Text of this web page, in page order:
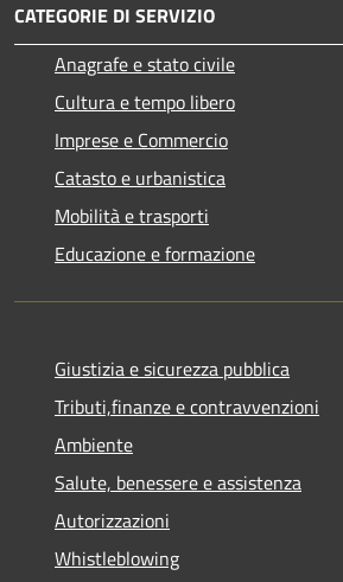
CATEGORIE DI SERVIZIO
Anagrafe e stato civile
Cultura e tempo libero
Imprese e Commercio
Catasto e urbanistica
Mobilità e trasporti
Educazione e formazione
Giustizia e sicurezza pubblica
Tributi,finanze e contravvenzioni
Ambiente
Salute, benessere e assistenza
Autorizzazioni
Whistleblowing